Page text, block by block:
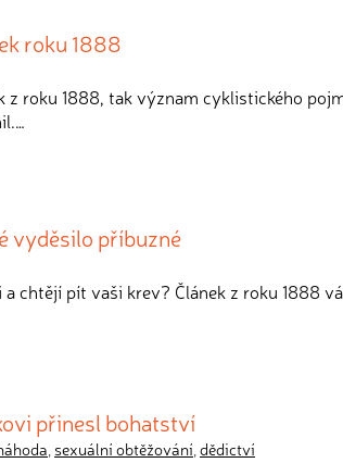
roku 1888
z roku 1888, tak význam cyklistického
vyděsilo příbuzné
chtějí pít vaši krev? Článek z roku 1888
přinesl bohatství
, sexuální obtěžování,dědictví